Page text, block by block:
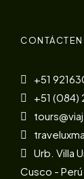
+51
+51 (084)
Urb. Villa
Cusco - Perú